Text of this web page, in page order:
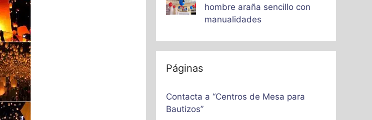
hombre araña sencillo con
manualidades
Páginas
Contacta a “Centros de Mesa para
Bautizos”